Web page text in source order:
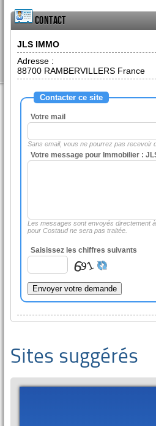
Contact
JLS IMMO
Adresse :
88700 RAMBERVILLERS France
Contacter ce site
Votre mail
Sans email, vous ne pourrez pas recevoir
Votre message pour Immobilier :
Les messages sont envoyés directement
pour Costaud ne sera pas traitée.
Saisissez les chiffres suivants
Sites suggérés